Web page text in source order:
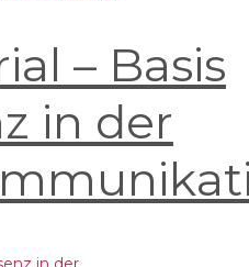
– Basis
in der